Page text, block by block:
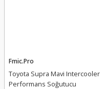
Fmic.Pro
Toyota Supra Mavi Intercooler
Performans Soğutucu